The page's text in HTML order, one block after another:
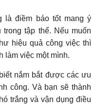
là điềm báo tốt mang ý
tập thể. Nếu muốn
hiệu quả công việc thì
làm việc một mình.
nắm bắt được các ưu
công. Và bạn sẽ thành
trắng và vận dụng điều